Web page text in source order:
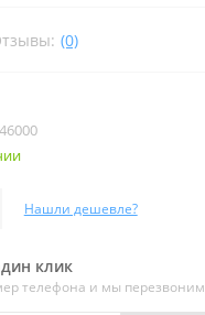
(0)
Нашли дешевле?
клик
телефона и мы перезвоним